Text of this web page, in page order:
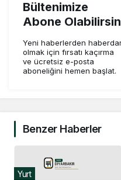
Bültenimize
Abone Olabilirsin
Yeni haberlerden
olmak için fırsatı kaçırma
ve ücretsiz e-posta
aboneliğini hemen başlat.
Benzer Haberler
Yurt